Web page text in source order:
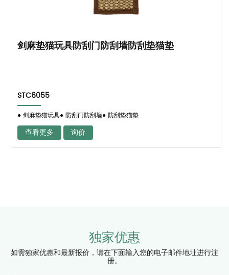
剑麻垫猫玩具防刮门防刮墙防刮垫猫垫
STC6055
● 剑麻垫猫玩具● 防刮门防刮墙● 防刮垫猫垫
查看更多 询价
独家优惠
如需独家优惠和最新报价，请在下面输入您的电子邮件地址进行注
册。